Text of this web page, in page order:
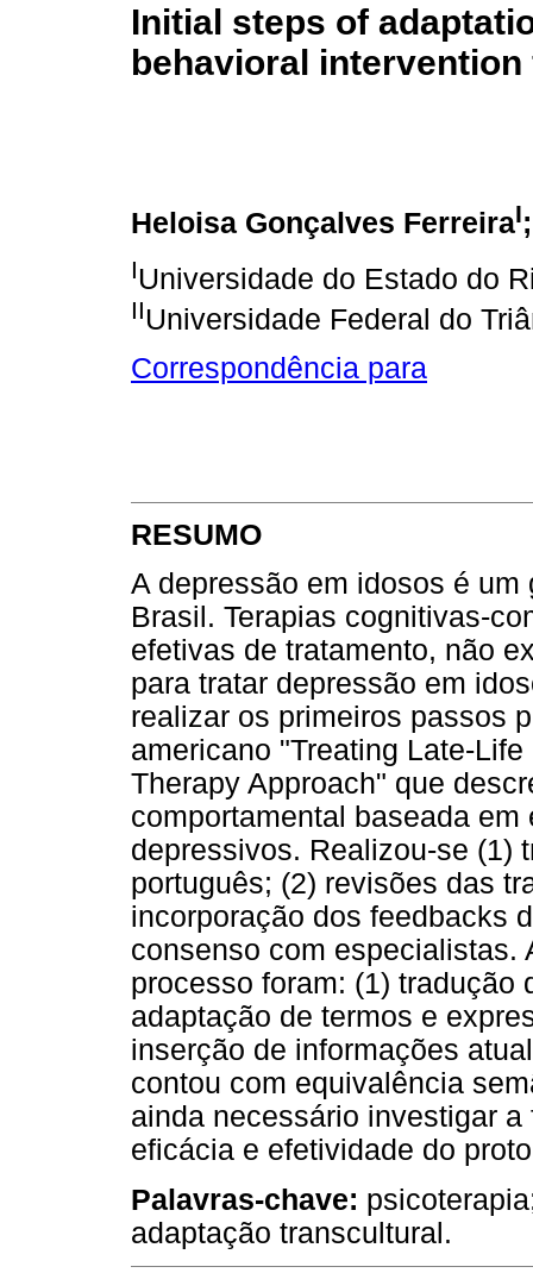
Initial steps of
behavioral
Heloisa Gonçalves FerreiraI
IUniversidade do Estado do
IIUniversidade Federal do
Correspondência para
RESUMO
A depressão em idosos é
Brasil. Terapias cognitivas-
efetivas de tratamento, não
para tratar depressão em
realizar os primeiros passos
americano "Treating Late-
Therapy Approach" que
comportamental baseada
depressivos. Realizou-se (1)
português; (2) revisões das
incorporação dos feedbacks
consenso com especialistas.
processo foram: (1) tradução
adaptação de termos e
inserção de informações
contou com equivalência
ainda necessário investigar
eficácia e efetividade do
Palavras-chave:
adaptação transcultural.